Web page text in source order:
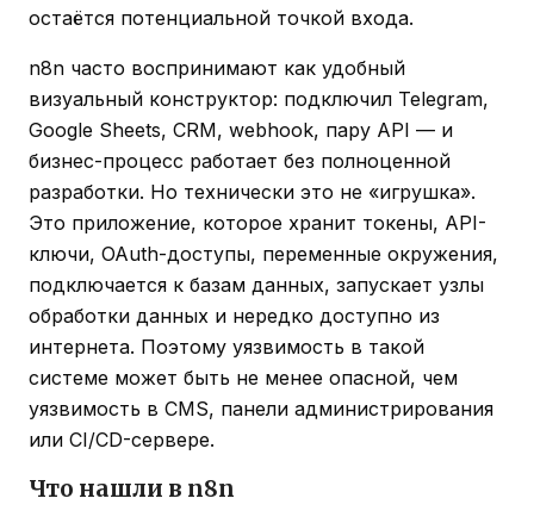
остаётся потенциальной точкой входа.
n8n часто воспринимают как удобный
визуальный конструктор: подключил Telegram,
Google Sheets, CRM, webhook, пару API — и
бизнес-процесс работает без полноценной
разработки. Но технически это не «игрушка».
Это приложение, которое хранит токены, API-
ключи, OAuth-доступы, переменные окружения,
подключается к базам данных, запускает узлы
обработки данных и нередко доступно из
интернета. Поэтому уязвимость в такой
системе может быть не менее опасной, чем
уязвимость в CMS, панели администрирования
или CI/CD-сервере.
Что нашли в n8n